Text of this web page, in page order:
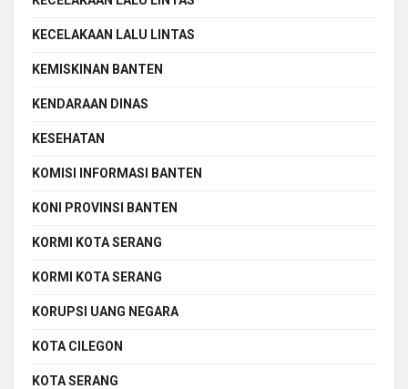
KECELAKAAN LALU LINTAS
KEMISKINAN BANTEN
KENDARAAN DINAS
KESEHATAN
KOMISI INFORMASI BANTEN
KONI PROVINSI BANTEN
KORMI KOTA SERANG
KORMI KOTA SERANG
KORUPSI UANG NEGARA
KOTA CILEGON
KOTA SERANG